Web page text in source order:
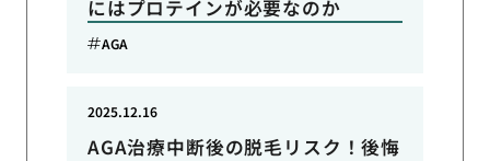
にはプロテインが必要なのか
AGA
AGA治療中断後の脱毛リスク！後悔
2025.12.16